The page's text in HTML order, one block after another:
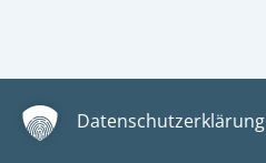
Datenschutzerklärung